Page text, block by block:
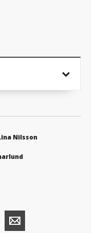
Nilsson
Dela denna sida
denna sida på
sida på X (öppnas i
Facebook (öppnas